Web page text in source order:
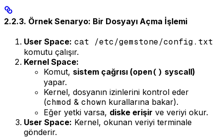
2.2.3. Örnek Senaryo: Bir Dosyayı Açma İşlemi
User Space: cat /etc/gemstone/config.txt
komutu çalışır.
Kernel Space:
Komut, sistem çağrısı (open() syscall)
yapar.
Kernel, dosyanın izinlerini kontrol eder
(chmod & chown kurallarına bakar).
Eğer yetki varsa, diske erişir ve veriyi okur.
User Space: Kernel, okunan veriyi terminale
gönderir.